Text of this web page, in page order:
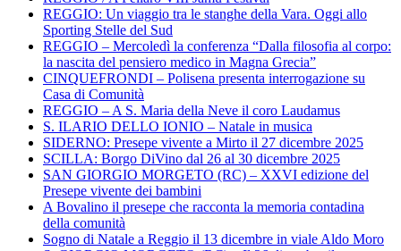
REGGIO: Un viaggio tra le stanghe della Vara. Oggi allo
Sporting Stelle del Sud
REGGIO – Mercoledì la conferenza “Dalla filosofia al corpo:
la nascita del pensiero medico in Magna Grecia”
CINQUEFRONDI – Polisena presenta interrogazione su
Casa di Comunità
REGGIO – A S. Maria della Neve il coro Laudamus
S. ILARIO DELLO IONIO – Natale in musica
SIDERNO: Presepe vivente a Mirto il 27 dicembre 2025
SCILLA: Borgo DiVino dal 26 al 30 dicembre 2025
SAN GIORGIO MORGETO (RC) – XXVI edizione del
Presepe vivente dei bambini
A Bovalino il presepe che racconta la memoria contadina
della comunità
Sogno di Natale a Reggio il 13 dicembre in viale Aldo Moro